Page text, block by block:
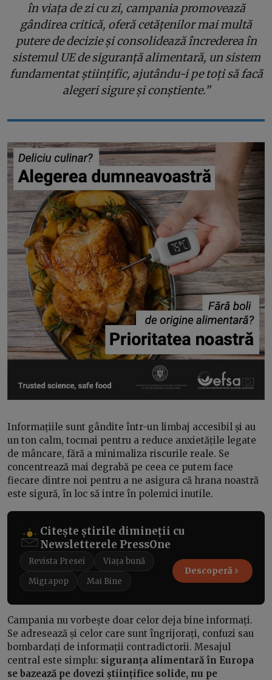
în viața de zi cu zi, campania promovează
gândirea critică, oferă cetățenilor mai multă
putere de decizie și consolidează încrederea în
sistemul UE de siguranță alimentară, un sistem
fundamentat științific, ajutându-i pe toți să facă
alegeri sigure și conștiente.”
Informațiile sunt gândite într-un limbaj accesibil și au
un ton calm, tocmai pentru a reduce anxietățile legate
de mâncare, fără a minimaliza riscurile reale. Se
concentrează mai degrabă pe ceea ce putem face
fiecare dintre noi pentru a ne asigura că hrana noastră
este sigură, în loc să intre în polemici inutile.
Citește știrile dimineții cu
Newsletterele PressOne
Revista Presei
Viața bună
Migrapop
Mai Bine
Descoperă
Campania nu vorbește doar celor deja bine informați.
Se adresează și celor care sunt îngrijorați, confuzi sau
bombardați de informații contradictorii. Mesajul
central este simplu: siguranța alimentară în Europa
se bazează pe dovezi științifice solide, nu pe